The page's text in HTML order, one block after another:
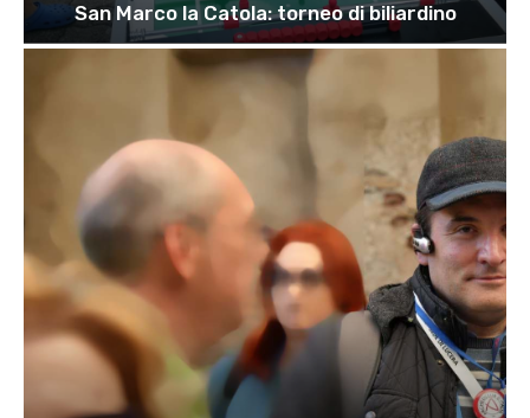
San Marco la Catola: torneo di biliardino